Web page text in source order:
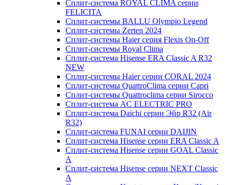
Сплит-система ROYAL CLIMA серии
FELICITA
Сплит-системы BALLU Olympio Legend
Сплит-системы Zerten 2024
Сплит-системы Haier серия Flexis On-Off
Сплит-системы Royal Clima
Сплит-система Hisense ERA Classic A R32
NEW
Сплит-системы Haier cерии CORAL 2024
Сплит-системы QuattroClima серии Capri
Сплит-системы Quattroclima серии Sirocco
Сплит-система AC ELECTRIC PRO
Сплит-система Daichi серии Эйр R32 (Air
R32)
Сплит-система FUNAI серии DAIJIN
Сплит-система Hisense серии ERA Classic A
Сплит-система Hisense серии GOAL Classic
A
Сплит-система Hisense серии NEXT Classic
A